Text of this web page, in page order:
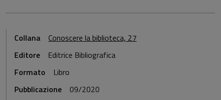
Collana
Conoscere la biblioteca, 27
Editore
Editrice Bibliografica
Formato
Libro
Pubblicazione
09/2020